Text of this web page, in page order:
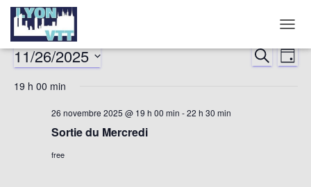
LA
RECHERCHE
JOUR
11/26/2025
une
19 h 00 min
26 novembre 2025 @ 19 h 00 min -22 h 30 min
Sortie du Mercredi
free